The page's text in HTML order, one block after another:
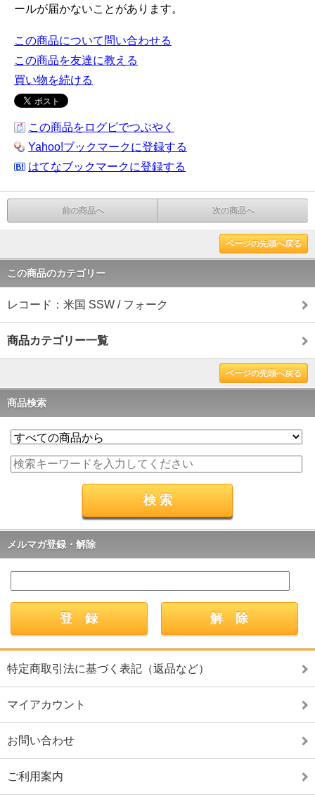
ールが届かないことがあります。
この商品について問い合わせる
この商品を友達に教える
買い物を続ける
この商品をログピでつぶやく
Yahoo!ブックマークに登録する
はてなブックマークに登録する
前の商品へ 次の商品へ
ページの先頭へ戻る
この商品のカテゴリー
レコード：米国 SSW / フォーク
商品カテゴリー一覧
ページの先頭へ戻る
商品検索
メルマガ登録・解除
特定商取引法に基づく表記（返品など）
マイアカウント
お問い合わせ
ご利用案内